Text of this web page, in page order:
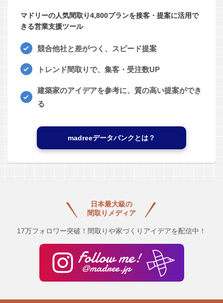
マドリーの人気間取り4,800プランを接客・提案に活用で
きる営業支援ツール
競合他社と差がつく、スピード提案
トレンド間取りで、集客・受注数UP
建築家のアイデアを参考に、質の高い提案ができ
る
madreeデータバンクとは？
日本最大級の
間取りメディア
17万フォロワー突破！間取りや家づくりアイデアを配信中！